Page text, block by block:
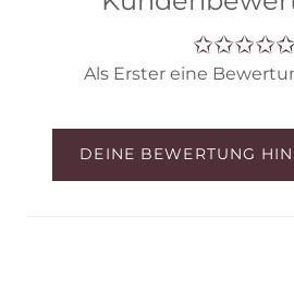
tatsächlichen Gutscheindesign
Der Gutschein wird digital
Als Erster eine
DEINE BEWERTUNG